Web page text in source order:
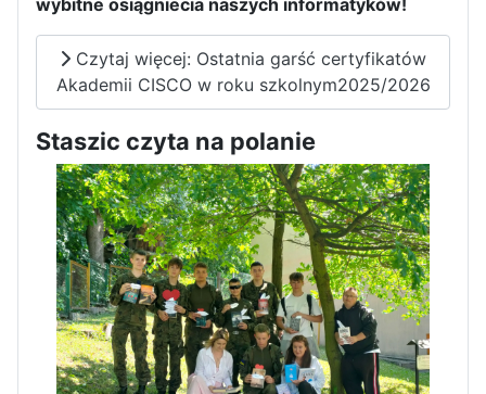
Czytaj więcej: Ostatnia garść certyfikatów
Akademii CISCO w roku szkolnym2025/2026
Staszic czyta na polanie